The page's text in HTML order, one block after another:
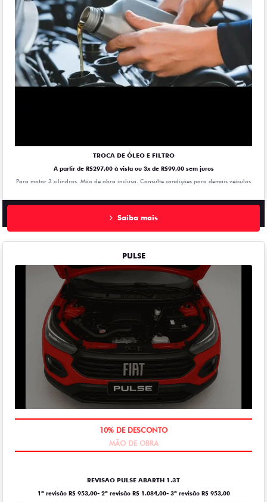
TROCA DE ÓLEO E FILTRO
A partir de R$297,00 à vista ou 3x de R$99,00 sem juros
Para motor 3 cilindros. Mão de obra inclusa. Consulte condições para demais veiculos
Saiba mais
PULSE
MÃO DE OBRA
REVISAO PULSE ABARTH 1.3T
1ª revisão R$ 953,00- 2ª revisão R$ 1.084,00- 3ª revisão R$ 953,00